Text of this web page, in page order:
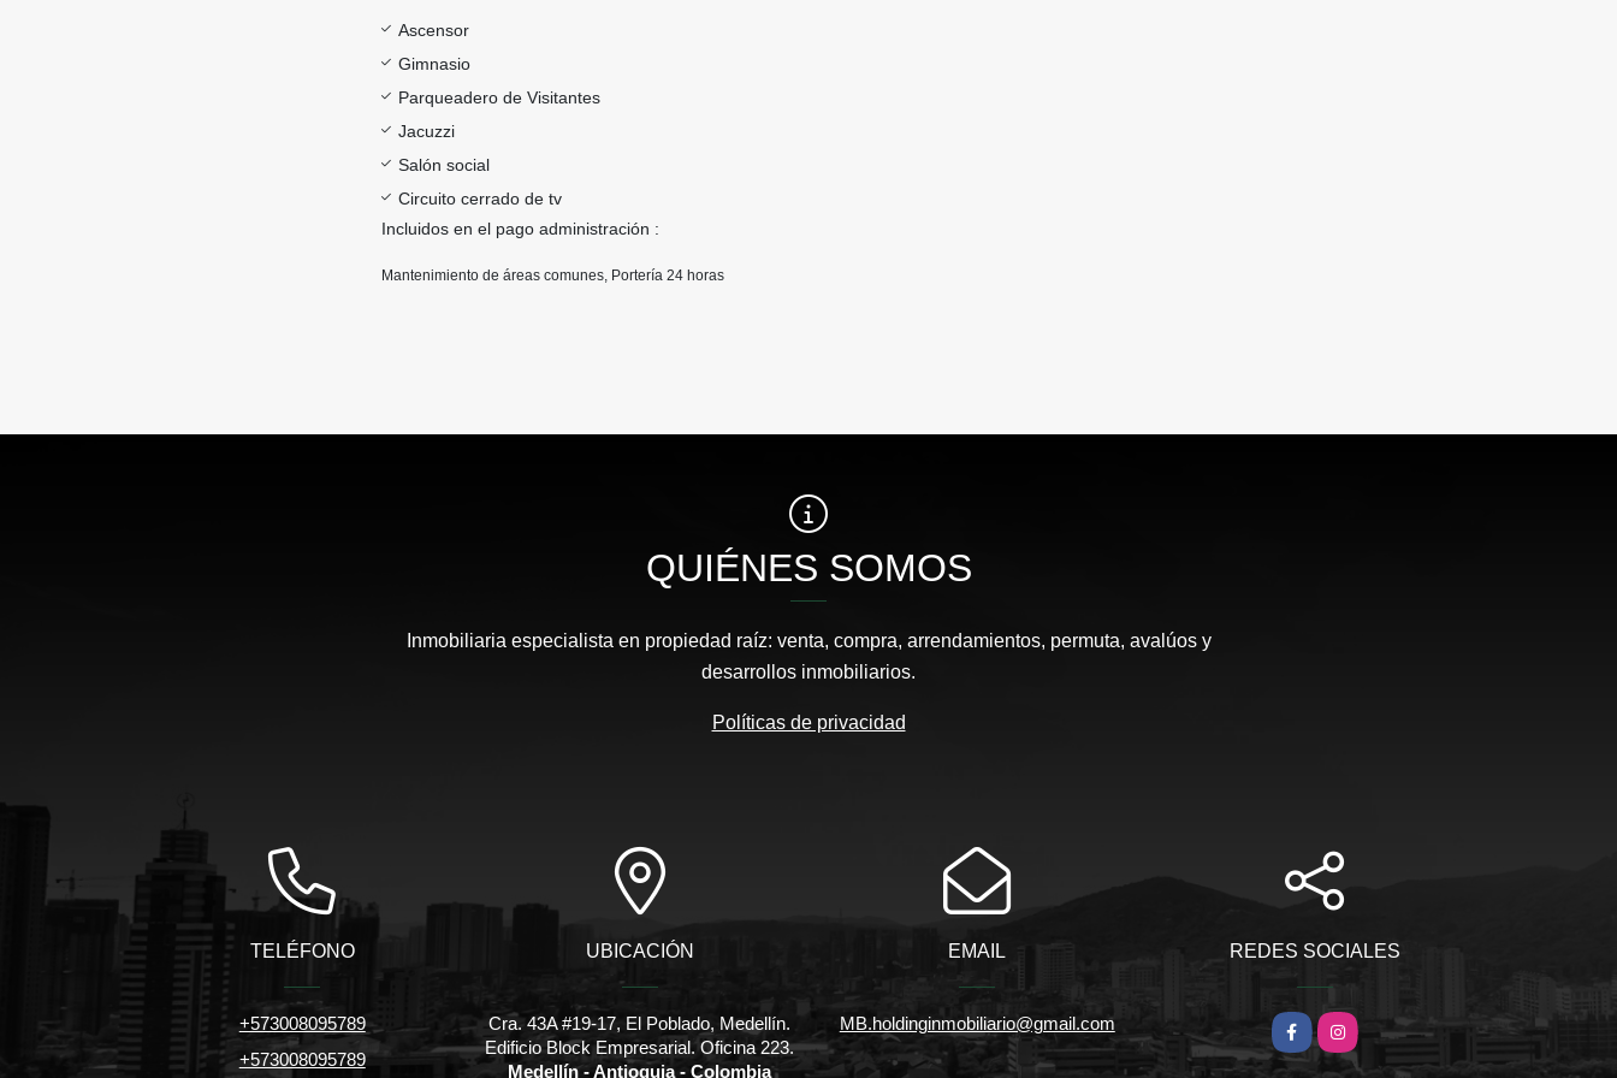
Ascensor
Gimnasio
Parqueadero de Visitantes
Jacuzzi
Salón social
Circuito cerrado de tv
Incluidos en el pago administración :
Mantenimiento de áreas comunes, Portería 24 horas
QUIÉNES SOMOS
Inmobiliaria especialista en propiedad raíz: venta, compra, arrendamientos, permuta, avalúos y
desarrollos inmobiliarios.
Políticas de privacidad
TELÉFONO
+573008095789
+573008095789
UBICACIÓN
Cra. 43A #19-17, El Poblado, Medellín.
Edificio Block Empresarial. Oficina 223.
Medellín - Antioquia - Colombia
EMAIL
MB.holdinginmobiliario@gmail.com
REDES SOCIALES
FacebookInstagram